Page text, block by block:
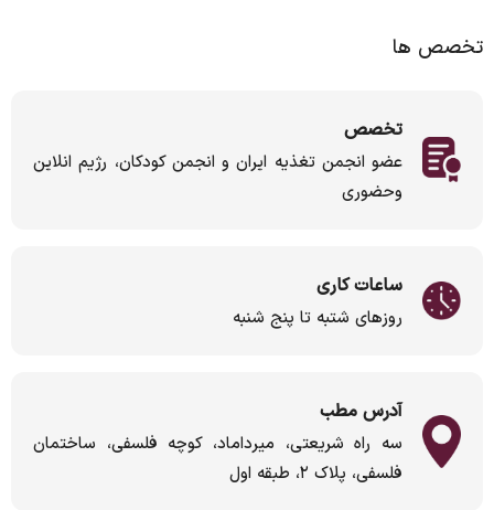
تخصص ها
تخصص
عضو انجمن تغذيه ايران و انجمن كودكان، رژيم انلاين
وحضوری
ساعات کاری
روزهای شتبه تا پنج شنبه
آدرس مطب
سه راه شریعتی، میرداماد، کوچه فلسفی، ساختمان
فلسفی، پلاک ٢، طبقه اول